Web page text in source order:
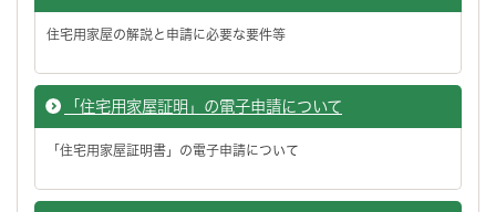
住宅用家屋の解説と申請に必要な要件等
「住宅用家屋証明」の電子申請について
「住宅用家屋証明書」の電子申請について